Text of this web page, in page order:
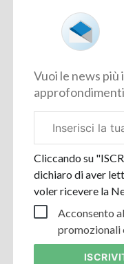
Vuoi le news
aziendale
Cliccando su
dichiaro di aver
voler ricevere la
Acconsento
promozionali